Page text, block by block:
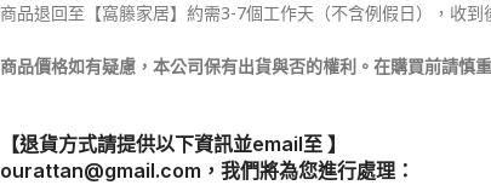
商品退回至【窩籐家居】約需3-7個工作天（不含例假日），收
商品價格如有疑慮，本公司保有出貨與否的權利。在購買前請慎
【退貨方式請提供以下資訊並email至 】
ourattan@gmail.com，我們將為您進行處理：